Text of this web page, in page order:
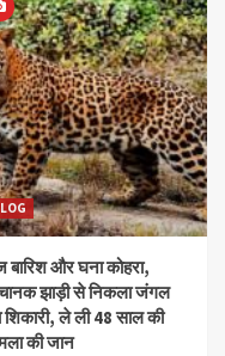
बारिश और घना कोहरा,
झाड़ी से निकला जंगल
शिकारी, ले ली 48 साल की
की जान